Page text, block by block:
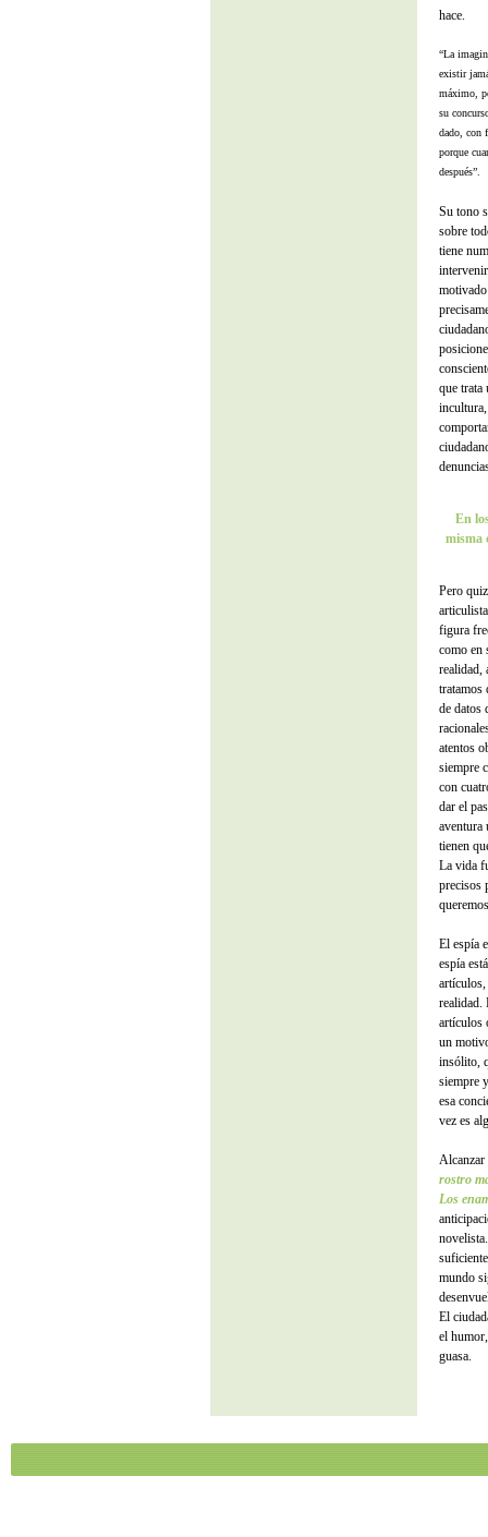
hace.
“La
existir
máximo,
su
dado, con
porque
después”.
Su tono
sobre
tiene
que trata
En
misma
Pero
figura
como en
realidad,
tratamos
de datos
atentos
siempre
con
dar el
aventura
tienen
La vida
precisos
El espía
espía
artículos,
realidad.
artículos
un
insólito,
siempre
esa
vez es
Alcanzar
rostro
Los
mundo
El
el
guasa.